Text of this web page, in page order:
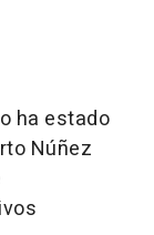
ha estado
Núñez